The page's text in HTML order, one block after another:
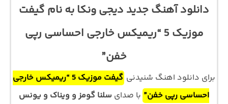
دانلود آهنگ جدید دیجی ونکا به نام گیفت
موزیک 5 “ریمیکس خارجی احساسی رپی
خفن”
برای دانلود اهنگ شنیدنی
گیفت موزیک 5 “ریمیکس خارجی
احساسی رپی خفن” با صدای سلنا گومز و ویناک و یونس